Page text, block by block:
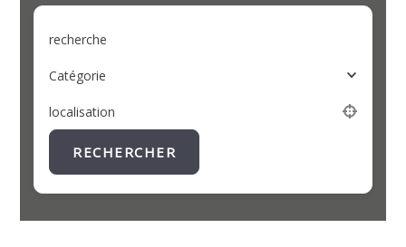
recherche
Catégorie
localisation
RECHERCHER